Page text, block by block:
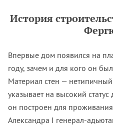
История
Впервые дом появился на
году, зачем и для кого он
Материал стен —
указывает на высокий
он построен для
Александра I генерал-